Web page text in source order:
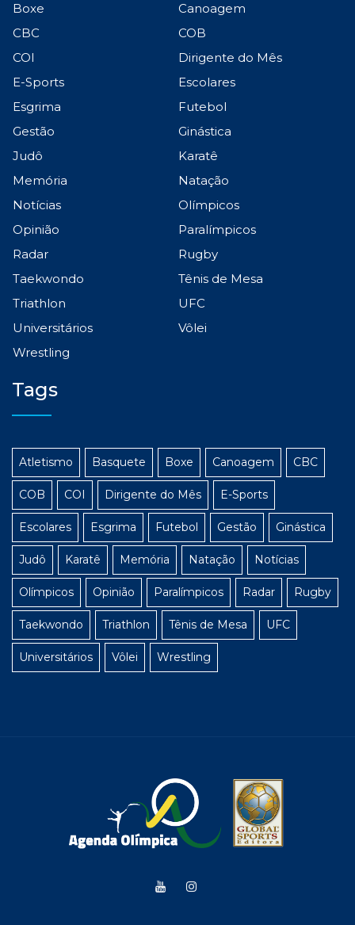
Boxe
Canoagem
CBC
COB
COI
Dirigente do Mês
E-Sports
Escolares
Esgrima
Futebol
Gestão
Ginástica
Judô
Karatê
Memória
Natação
Notícias
Olímpicos
Opinião
Paralímpicos
Radar
Rugby
Taekwondo
Tênis de Mesa
Triathlon
UFC
Universitários
Vôlei
Wrestling
Tags
Atletismo Basquete Boxe Canoagem CBC
COB COI Dirigente do Mês E-Sports
Escolares Esgrima Futebol Gestão Ginástica
Judô Karatê Memória Natação Notícias
Olímpicos Opinião Paralímpicos Radar Rugby
Taekwondo Triathlon Tênis de Mesa UFC
Universitários Vôlei Wrestling